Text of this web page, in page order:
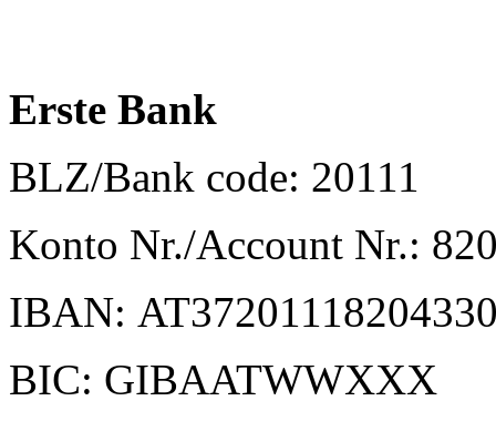
Erste Bank
BLZ/Bank code: 20111
Konto Nr./Account Nr.:
IBAN:
BIC: GIBAATWWXXX